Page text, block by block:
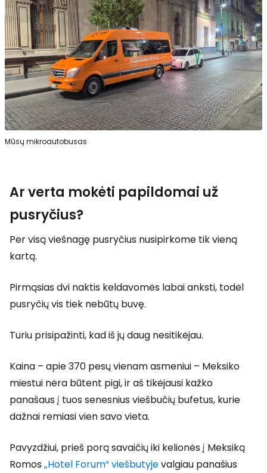
Mūsų mikroautobusas
Ar verta mokėti papildomai už
pusryčius?
Per visą viešnagę pusryčius nusipirkome tik vieną
kartą.
Pirmąsias dvi naktis keldavomės labai anksti, todėl
pusryčių vis tiek nebūtų buvę.
Turiu prisipažinti, kad iš jų daug nesitikėjau.
Kaina – apie 370 pesų vienam asmeniui – Meksiko
miestui nėra būtent pigi, ir aš tikėjausi kažko
panašaus į tuos senesnius viešbučių bufetus, kurie
dažnai remiasi vien savo vieta.
Pavyzdžiui, prieš porą savaičių iki kelionės į Meksiką
Romos„Hotel Forum“ viešbutyjevalgiau panašius